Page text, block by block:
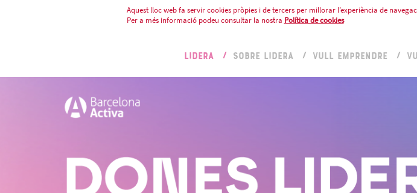
Aquest lloc web fa servir cookies pròpies i de tercers per millorar l’experiència de
Per a més informació podeu consultar la nostra Política de cookies
LIDERA SOBRE LIDERA VULL EMPRENDRE